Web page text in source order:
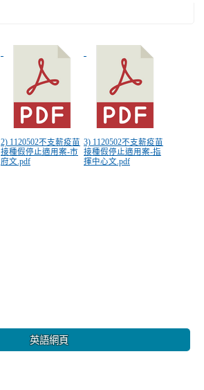
2) 1120502不支薪疫苗
接種假停止適用案-市
府文.pdf
3) 1120502不支薪疫苗
接種假停止適用案-指
揮中心文.pdf
英語網頁